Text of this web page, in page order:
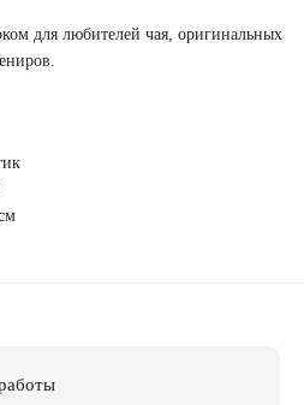
для любителей чая, оригинальных